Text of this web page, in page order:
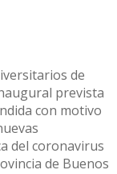
de
prevista
con motivo
del coronavirus
de Buenos